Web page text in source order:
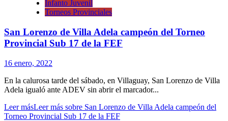
Infanto Juvenil
Torneos Provinciales
San Lorenzo de Villa Adela campeón del Torneo
Provincial Sub 17 de la FEF
16 enero, 2022
En la calurosa tarde del sábado, en Villaguay, San Lorenzo de Villa
Adela igualó ante ADEV sin abrir el marcador...
Leer másLeer más sobre San Lorenzo de Villa Adela campeón del
Torneo Provincial Sub 17 de la FEF